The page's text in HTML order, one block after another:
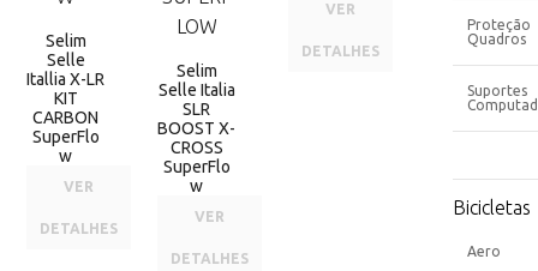
Selim
Selle
Itallia X-LR
KIT
CARBON
SuperFlo
w
VER
DETALHES
Selim
Selle Italia
SLR
BOOST X-
CROSS
SuperFlo
w
VER
DETALHES
VER
DETALHES
Proteção
Quadros
Suportes
Bicicletas
Aero